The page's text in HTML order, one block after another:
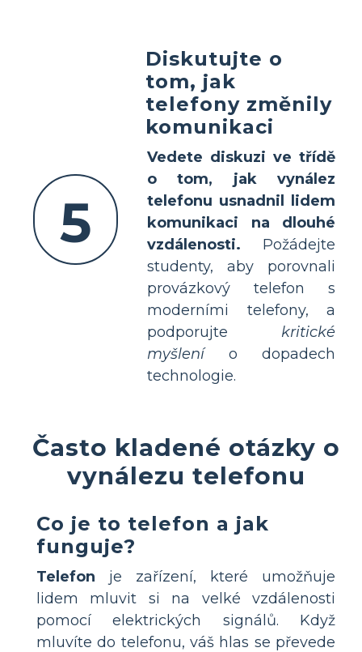
5
Diskutujte o
tom, jak
telefony změnily
komunikaci
Vedete diskuzi ve třídě
o tom, jak vynález
telefonu usnadnil lidem
komunikaci na dlouhé
vzdálenosti. Požádejte
studenty, aby porovnali
provázkový telefon s
moderními telefony, a
podporujte kritické
myšlenío dopadech
technologie.
Často kladené otázky o
vynálezu telefonu
Co je to telefon a jak
funguje?
Telefon je zařízení, které umožňuje
lidem mluvit si na velké vzdálenosti
pomocí elektrických signálů. Když
mluvíte do telefonu, váš hlas se převede